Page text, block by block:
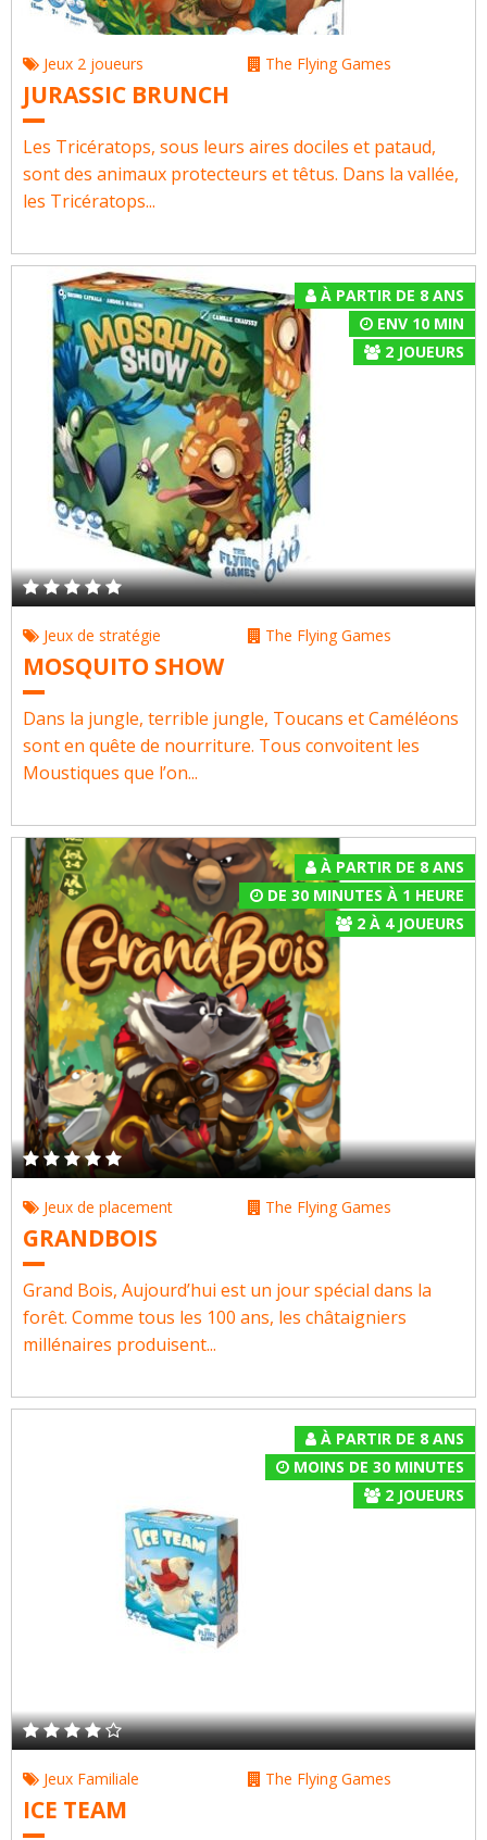
Jeux 2 joueurs The Flying Games
JURASSIC BRUNCH
Les Tricératops, sous leurs aires dociles et pataud,
sont des animaux protecteurs et têtus. Dans la vallée,
les Tricératops...
À PARTIR DE 8 ANS
ENV 10 MIN
2JOUEURS
Jeux de stratégie The Flying Games
MOSQUITO SHOW
Dans la jungle, terrible jungle, Toucans et Caméléons
sont en quête de nourriture. Tous convoitent les
Moustiques que l’on...
À PARTIR DE 8 ANS
DE 30 MINUTES À 1 HEURE
2À 4JOUEURS
Jeux de placement The Flying Games
GRANDBOIS
Grand Bois, Aujourd’hui est un jour spécial dans la
forêt. Comme tous les 100 ans, les châtaigniers
millénaires produisent...
À PARTIR DE 8 ANS
MOINS DE 30 MINUTES
2JOUEURS
Jeux Familiale The Flying Games
ICE TEAM